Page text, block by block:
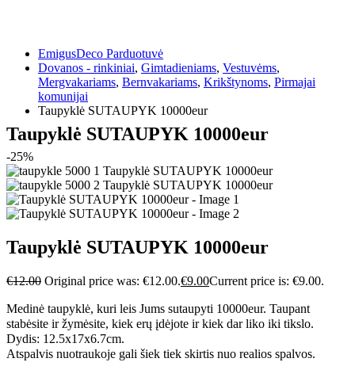
EmigusDeco Parduotuvė
Dovanos - rinkiniai, Gimtadieniams, Vestuvėms,
Mergvakariams, Bernvakariams, Krikštynoms, Pirmajai
komunijai
Taupyklė SUTAUPYK 10000eur
Taupyklė SUTAUPYK 10000eur
-25%
Taupyklė SUTAUPYK 10000eur
€12.00 Original price was: €12.00.€9.00Current price is: €9.00.
Medinė taupyklė, kuri leis Jums sutaupyti 10000eur. Taupant
stabėsite ir žymėsite, kiek erų įdėjote ir kiek dar liko iki tikslo.
Dydis: 12.5x17x6.7cm.
Atspalvis nuotraukoje gali šiek tiek skirtis nuo realios spalvos.